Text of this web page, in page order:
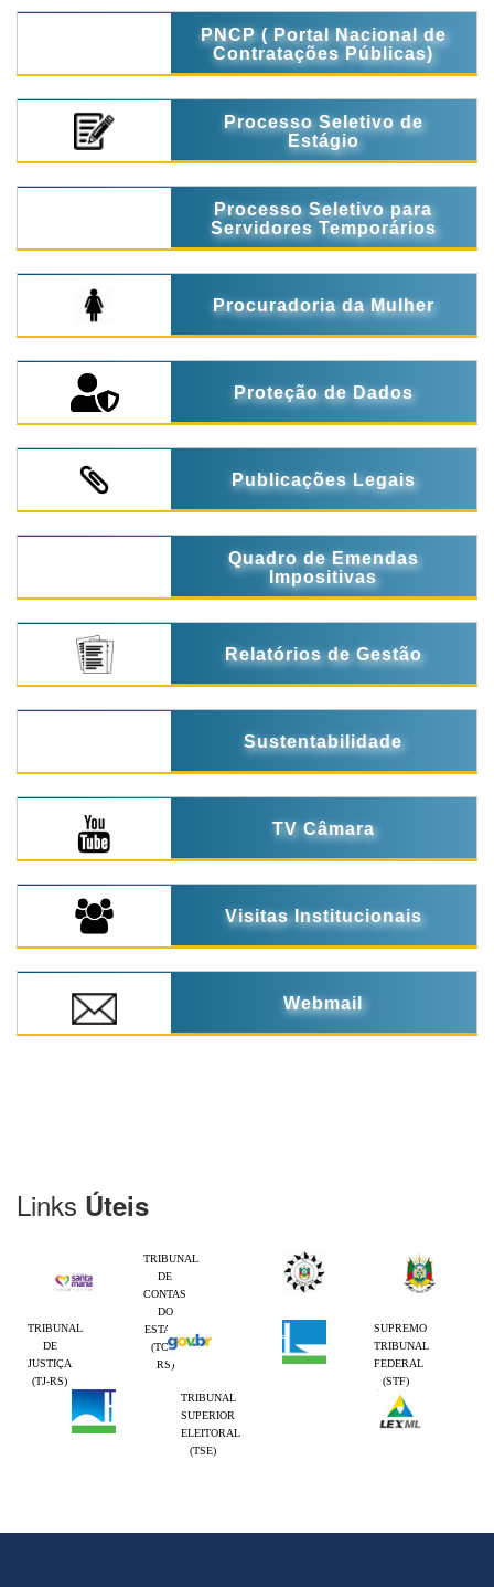
PNCP ( Portal Nacional de
Contratações Públicas)
Processo Seletivo de
Estágio
Processo Seletivo para
Servidores Temporários
Procuradoria da Mulher
Proteção de Dados
Publicações Legais
Quadro de Emendas
Impositivas
Relatórios de Gestão
Sustentabilidade
TV Câmara
Visitas Institucionais
Webmail
Links Úteis
TRIBUNAL
DE
CONTAS
DO
ESTADO
(TCE-
RS)
TRIBUNAL
DE
JUSTIÇA
(TJ-RS)
SUPREMO
TRIBUNAL
FEDERAL
(STF)
TRIBUNAL
SUPERIOR
ELEITORAL
(TSE)